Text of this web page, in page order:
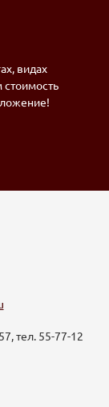
видах
стоимость
тел. 55-77-12